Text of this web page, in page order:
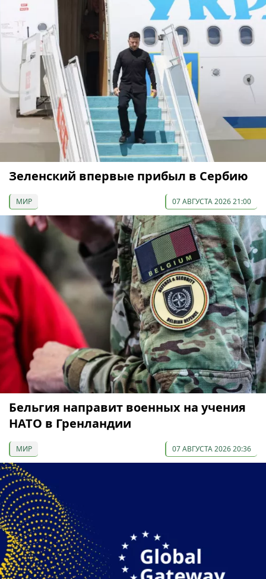
Зеленский впервые прибыл в Сербию
МИР 07 АВГУСТА 2026 21:00
Бельгия направит военных на учения
НАТО в Гренландии
МИР 07 АВГУСТА 2026 20:36